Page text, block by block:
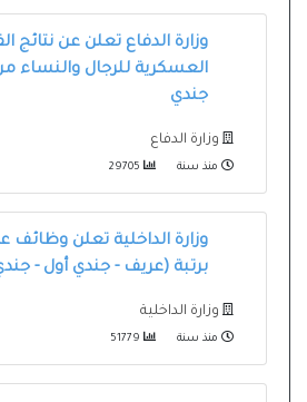
وزارة الدفاع تعلن عن نتائج
العسكرية للرجال والنساء
جندي
وزارة الدفاع
منذ سنة
وزارة الداخلية تعلن
برتبة (عريف - جندي أول -
وزارة الداخلية
منذ سنة